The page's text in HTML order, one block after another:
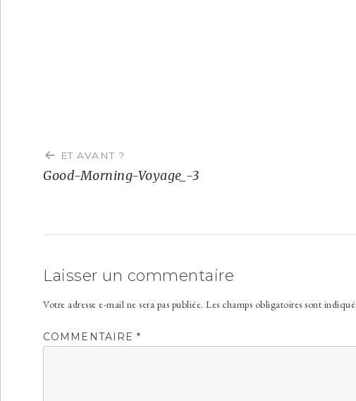
de
l’article
ET AVANT ?
Good-Morning-Voyage_-3
Laisser un commentaire
Votre adresse e-mail ne sera pas publiée. Les champs obligatoires sont
COMMENTAIRE*